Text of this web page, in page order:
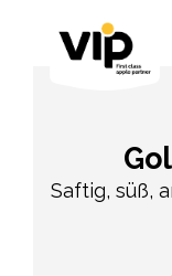
Saftig, süß,